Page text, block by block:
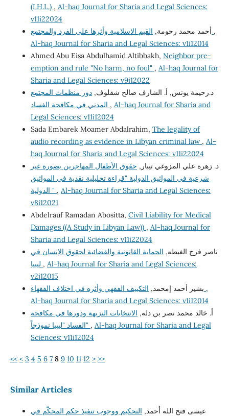
(I.H.L.) , Al-haq Journal for Sharia and Legal Sciences:
v11i22024
أحمد محمد رحومة, ,
Al-haq Journal for Sharia and Legal Sciences: v1i12014
Ahmed Abu Eisa Abdulhamid Altibbakh, Neighbor pre-
emption and rule "No harm, no foul" , Al-haq Journal for
Sharia and Legal Sciences: v9i12022
د.رحيمة يونس, أ. الشارف صالح شقلوف,دور منظمات المجتمع
, Al-haq Journal for Sharia and
Legal Sciences: v11i12024
Sada Embarek Moamer Abdalrahim, The legality of
audio recording as evidence in Libyan criminal law , Al-
haq Journal for Sharia and Legal Sciences: v11i22024
د. زهرة علي المزوغي تيبار, حقوق الأطفال المهاجرين بصورة غير
شرعية في المواثيق الدولية "قراءة تحليلية نقدية في المواثيق
الدولية " , Al-haq Journal for Sharia and Legal Sciences:
v8i12021
Abdelrauf Ramadan Abositta, Civil Liability for Medical
Damages ((A Study in Libyan Law)) , Al-haq Journal for
Sharia and Legal Sciences: v11i22024
ناصر فرج الغيطه, الحماية القانونية والقضائية لحقوق الإنسان في
, Al-haq Journal for Sharia and Legal Sciences:
v2i12015
بشير أحمد إمحمد, ,
Al-haq Journal for Sharia and Legal Sciences: v1i12014
أ. خالد محمد نصر بن دله, الانتخابات النزيهة ودورها في مكافحة
الفساد "ليبيا نموذجاً" , Al-haq Journal for Sharia and Legal
Sciences: v11i12024
<< < 3 4 5 6 7 8 9 10 11 12 > >>
Similar Articles
عيسى فتح الله أحمد, التحكيم ووجوب تنفيذ حكم المحكّم في